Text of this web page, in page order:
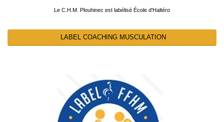
Le C.H.M. Plouhinec est labélisé École d'Haltéro
LABEL COACHING MUSCULATION